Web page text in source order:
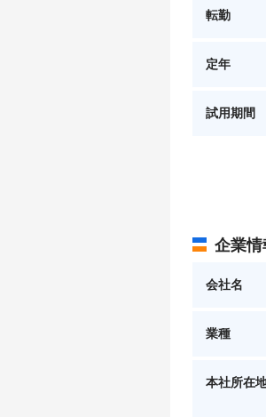
転勤
定年
試用期間
企業情
会社名
業種
本社所在